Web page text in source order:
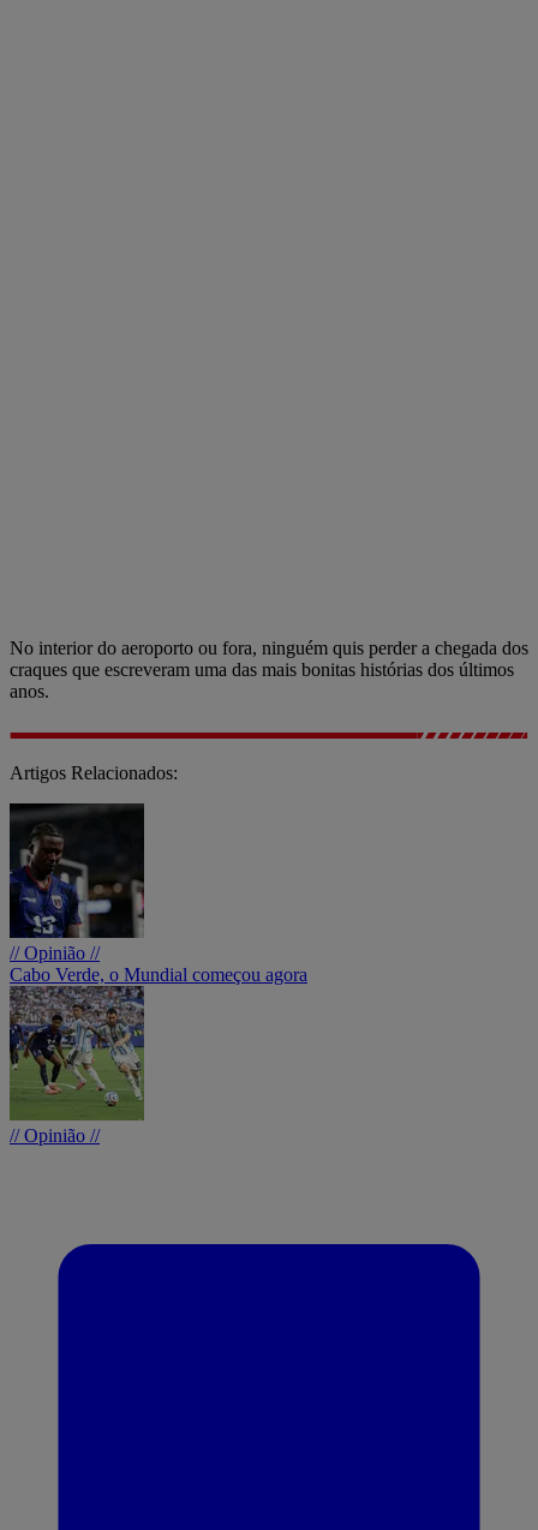
No interior do aeroporto ou fora, ninguém quis perder a chegada dos
craques que escreveram uma das mais bonitas histórias dos últimos
anos.
Artigos Relacionados:
// Opinião //
Cabo Verde, o Mundial começou agora
// Opinião //